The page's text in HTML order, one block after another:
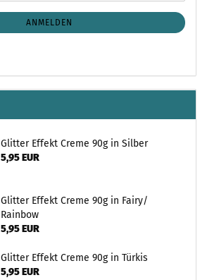
ANMELDEN
Glitter Effekt Creme 90g in Silber
5,95 EUR
Glitter Effekt Creme 90g in Fairy/
Rainbow
5,95 EUR
Glitter Effekt Creme 90g in Türkis
5,95 EUR